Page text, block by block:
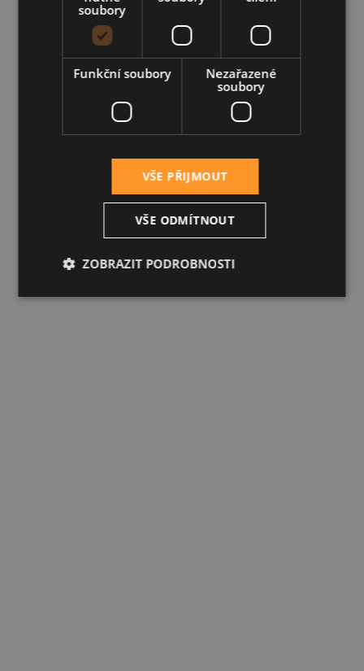
soubory
Funkční soubory
Nezařazené
soubory
VŠE PŘIJMOUT
VŠE ODMÍTNOUT
ZOBRAZIT PODROBNOSTI